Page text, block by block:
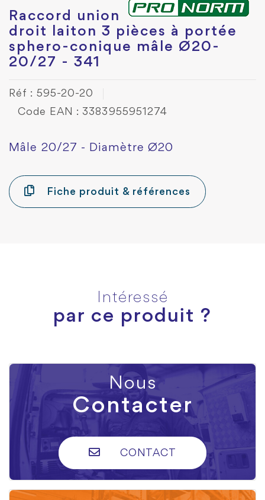
Raccord union
droit laiton 3 pièces à portée
sphero-conique mâle Ø20-
20/27 - 341
Réf : 595-20-20
Code EAN : 3383955951274
Mâle 20/27 - Diamètre Ø20
Fiche produit & références
Intéressé
par ce produit ?
Nous
Contacter
CONTACT